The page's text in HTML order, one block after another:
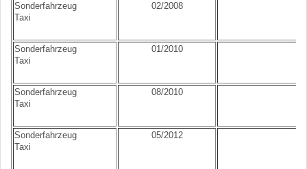
Sonderfahrzeug
Taxi
02/2008
Sonderfahrzeug
Taxi
01/2010
Sonderfahrzeug
Taxi
08/2010
Sonderfahrzeug
Taxi
05/2012